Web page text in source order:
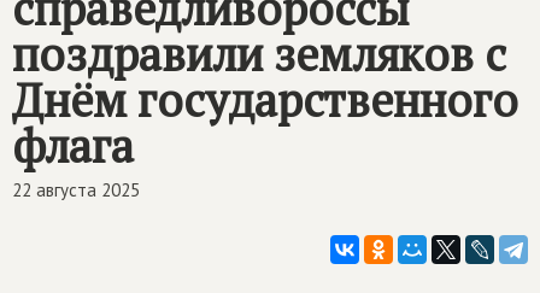
поздравили земляков с
Днём государственного
флага
22 августа 2025